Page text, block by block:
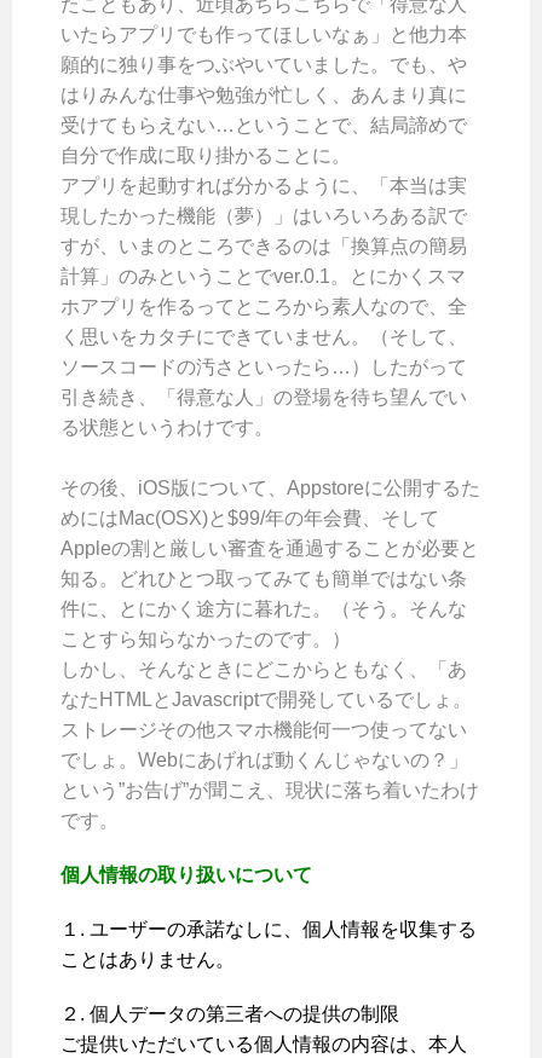
たこともあり、近頃あちらこちらで「得意な人
いたらアプリでも作ってほしいなぁ」と他力本
願的に独り事をつぶやいていました。でも、や
はりみんな仕事や勉強が忙しく、あんまり真に
受けてもらえない…ということで、結局諦めで
自分で作成に取り掛かることに。
アプリを起動すれば分かるように、「本当は実
現したかった機能（夢）」はいろいろある訳で
すが、いまのところできるのは「換算点の簡易
計算」のみということでver.0.1。とにかくスマ
ホアプリを作るってところから素人なので、全
く思いをカタチにできていません。（そして、
ソースコードの汚さといったら…）したがって
引き続き、「得意な人」の登場を待ち望んでい
る状態というわけです。
その後、iOS版について、Appstoreに公開するた
めにはMac(OSX)と$99/年の年会費、そして
Appleの割と厳しい審査を通過することが必要と
知る。どれひとつ取ってみても簡単ではない条
件に、とにかく途方に暮れた。（そう。そんな
ことすら知らなかったのです。）
しかし、そんなときにどこからともなく、「あ
なたHTMLとJavascriptで開発しているでしょ。
ストレージその他スマホ機能何一つ使ってない
でしょ。Webにあげれば動くんじゃないの？」
という”お告げ”が聞こえ、現状に落ち着いたわけ
です。
個人情報の取り扱いについて
１. ユーザーの承諾なしに、個人情報を収集する
ことはありません。
２. 個人データの第三者への提供の制限
ご提供いただいている個人情報の内容は、本人